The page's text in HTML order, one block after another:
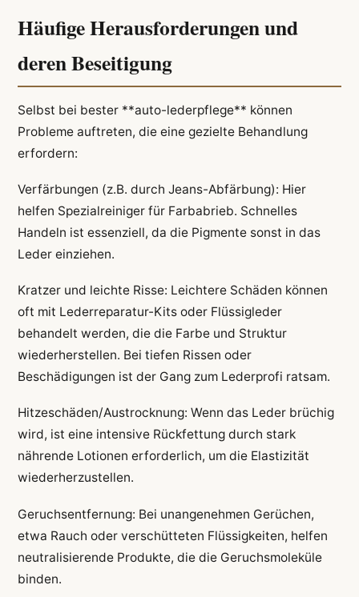
Häufige Herausforderungen und
deren Beseitigung
Selbst bei bester **auto-lederpflege** können
Probleme auftreten, die eine gezielte Behandlung
erfordern:
Verfärbungen (z.B. durch Jeans-Abfärbung): Hier
helfen Spezialreiniger für Farbabrieb. Schnelles
Handeln ist essenziell, da die Pigmente sonst in das
Leder einziehen.
Kratzer und leichte Risse: Leichtere Schäden können
oft mit Lederreparatur-Kits oder Flüssigleder
behandelt werden, die die Farbe und Struktur
wiederherstellen. Bei tiefen Rissen oder
Beschädigungen ist der Gang zum Lederprofi ratsam.
Hitzeschäden/Austrocknung: Wenn das Leder brüchig
wird, ist eine intensive Rückfettung durch stark
nährende Lotionen erforderlich, um die Elastizität
wiederherzustellen.
Geruchsentfernung: Bei unangenehmen Gerüchen,
etwa Rauch oder verschütteten Flüssigkeiten, helfen
neutralisierende Produkte, die die Geruchsmoleküle
binden.